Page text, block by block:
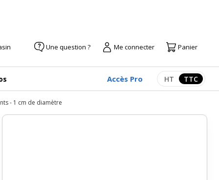
Une question ? Me connecter Panier
Accès Pro Afficher les
HT TTC
- 1 cm de diamètre